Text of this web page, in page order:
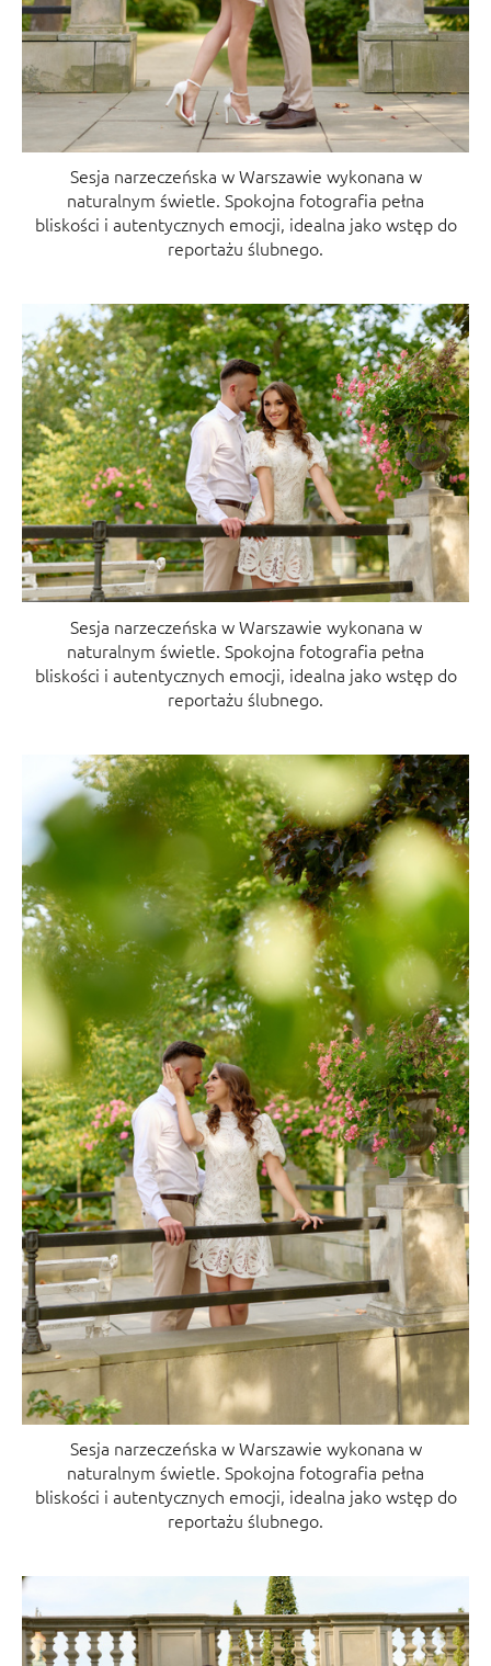
Sesja narzeczeńska w Warszawie wykonana w
naturalnym świetle. Spokojna fotografia pełna
bliskości i autentycznych emocji, idealna jako wstęp do
reportażu ślubnego.
Sesja narzeczeńska w Warszawie wykonana w
naturalnym świetle. Spokojna fotografia pełna
bliskości i autentycznych emocji, idealna jako wstęp do
reportażu ślubnego.
Sesja narzeczeńska w Warszawie wykonana w
naturalnym świetle. Spokojna fotografia pełna
bliskości i autentycznych emocji, idealna jako wstęp do
reportażu ślubnego.